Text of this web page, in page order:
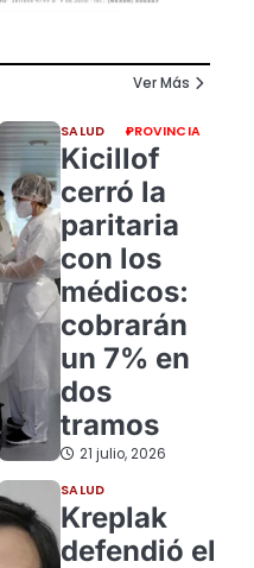
Ver Más
SALUD PROVINCIA
Kicillof
cerró la
paritaria
con los
médicos:
cobrarán
un 7% en
dos
tramos
21 julio, 2026
SALUD
Kreplak
defendió el